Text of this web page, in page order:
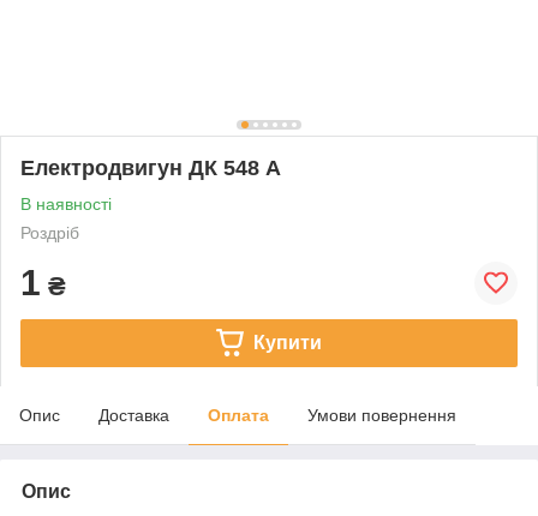
Електродвигун ДК 548 А
В наявності
Роздріб
1 ₴
Купити
Опис Доставка Оплата Умови повернення
Опис